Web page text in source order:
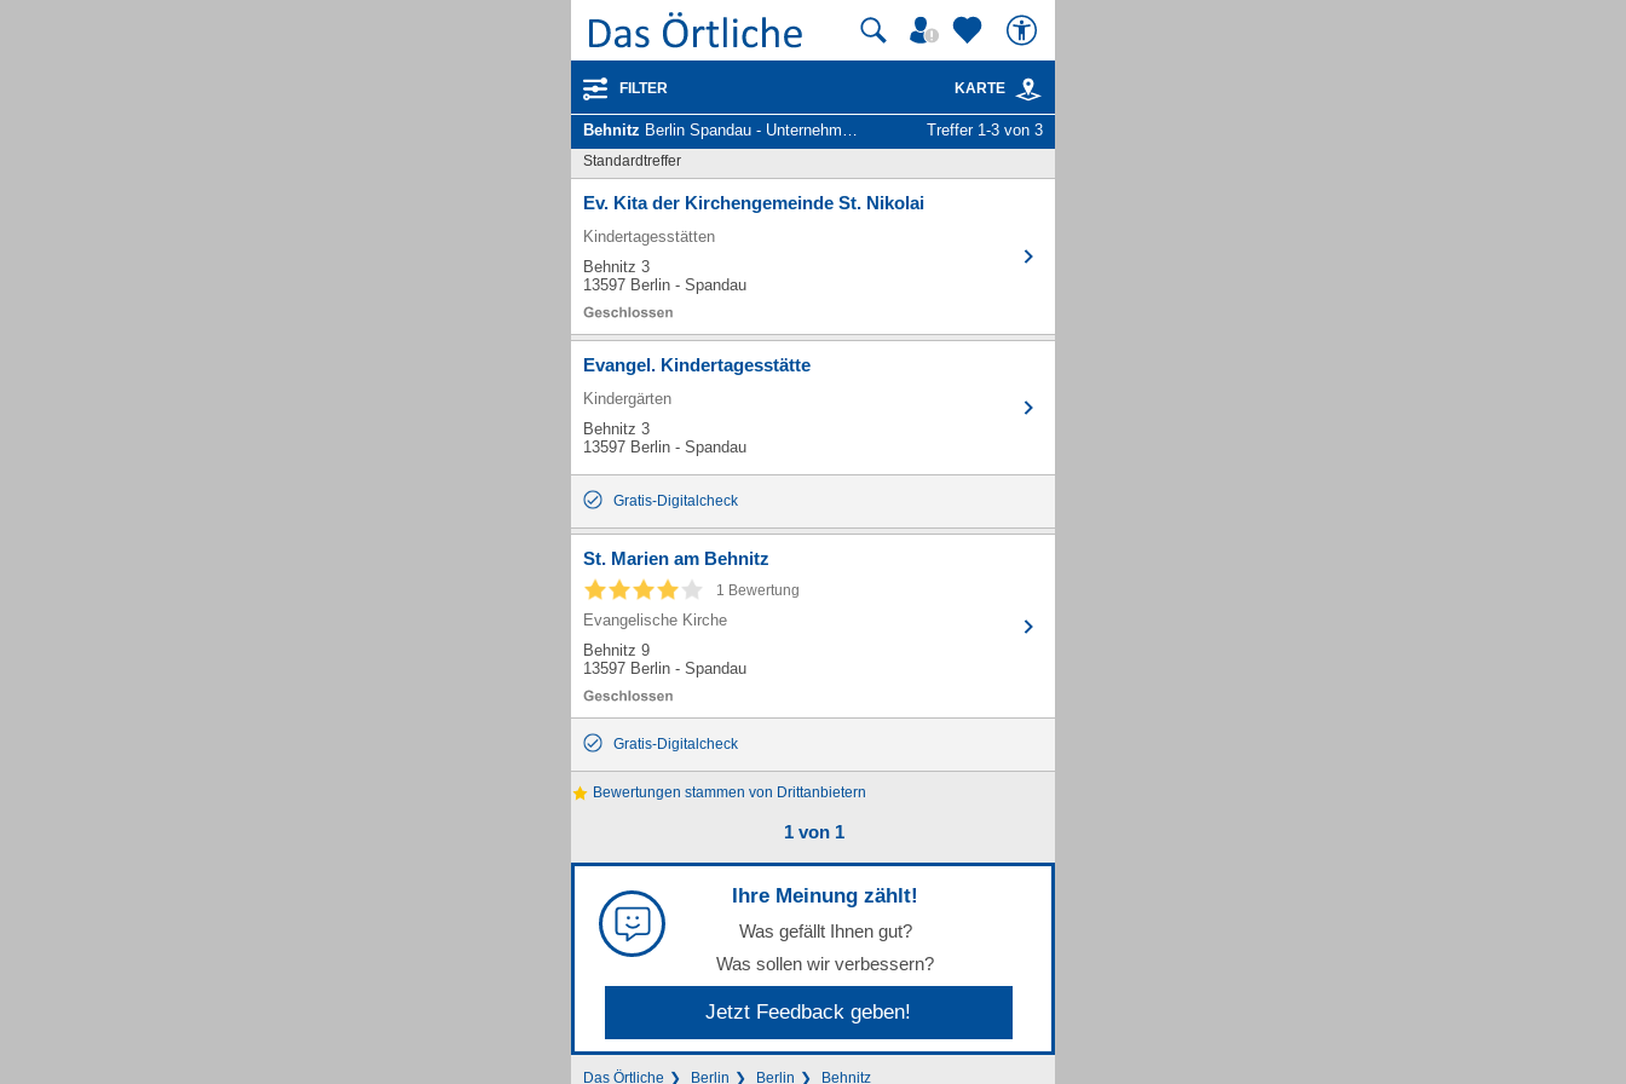
FILTER KARTE
Behnitz Berlin Spandau - Unternehmen und Personen Treffer 1-3 von 3
Standardtreffer
Ev. Kita der Kirchengemeinde St. Nikolai
Kindertagesstätten
Behnitz 3
13597 Berlin - Spandau
Evangel. Kindertagesstätte
Kindergärten
Behnitz 3
13597 Berlin - Spandau
Gratis-Digitalcheck
St. Marien am Behnitz
1 Bewertung
Evangelische Kirche
Behnitz 9
13597 Berlin - Spandau
Gratis-Digitalcheck
Bewertungen stammen von Drittanbietern
1 von 1
Ihre Meinung zählt!
Was gefällt Ihnen gut?
Was sollen wir verbessern?
Jetzt Feedback geben!
Das Örtliche Berlin Berlin Behnitz